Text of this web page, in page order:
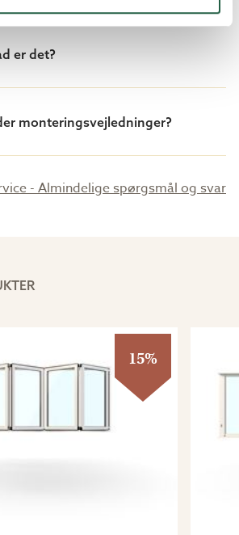
er det?
monteringsvejledninger?
- Almindelige spørgsmål og svar
15%